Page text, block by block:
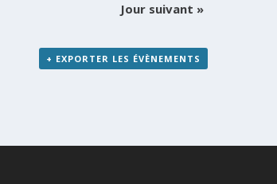
Jour suivant »
+ EXPORTER LES ÉVÈNEMENTS